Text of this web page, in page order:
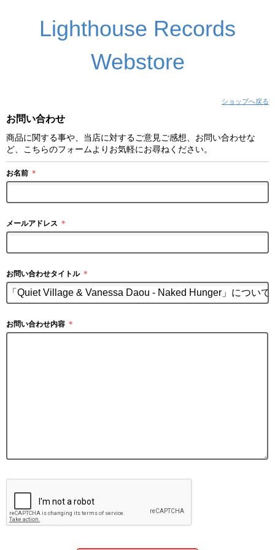
Lighthouse Records
Webstore
ショップへ戻る
お問い合わせ
商品に関する事や、当店に対するご意見ご感想、お問い合わせな
ど、こちらのフォームよりお気軽にお尋ねください。
お名前 ＊
メールアドレス ＊
お問い合わせタイトル ＊
お問い合わせ内容 ＊